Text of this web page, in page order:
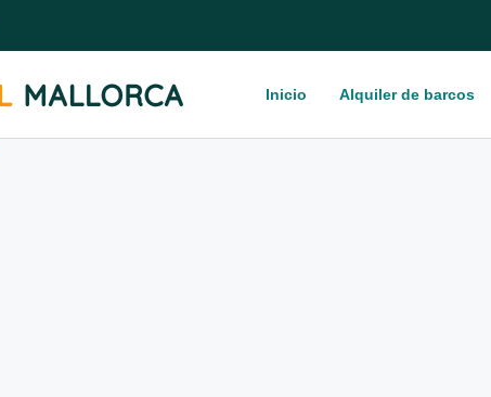
Inicio Alquiler de barcos